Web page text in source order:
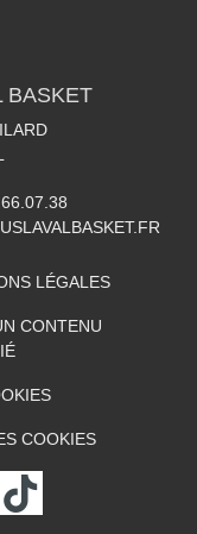
BASKET
LÉGALES
CONTENU
COOKIES